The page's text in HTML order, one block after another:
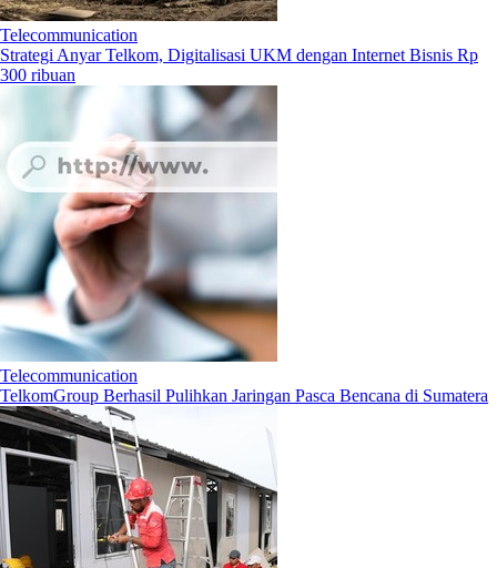
Telecommunication
Strategi Anyar Telkom, Digitalisasi UKM dengan Internet Bisnis Rp
300 ribuan
Telecommunication
TelkomGroup Berhasil Pulihkan Jaringan Pasca Bencana di Sumatera